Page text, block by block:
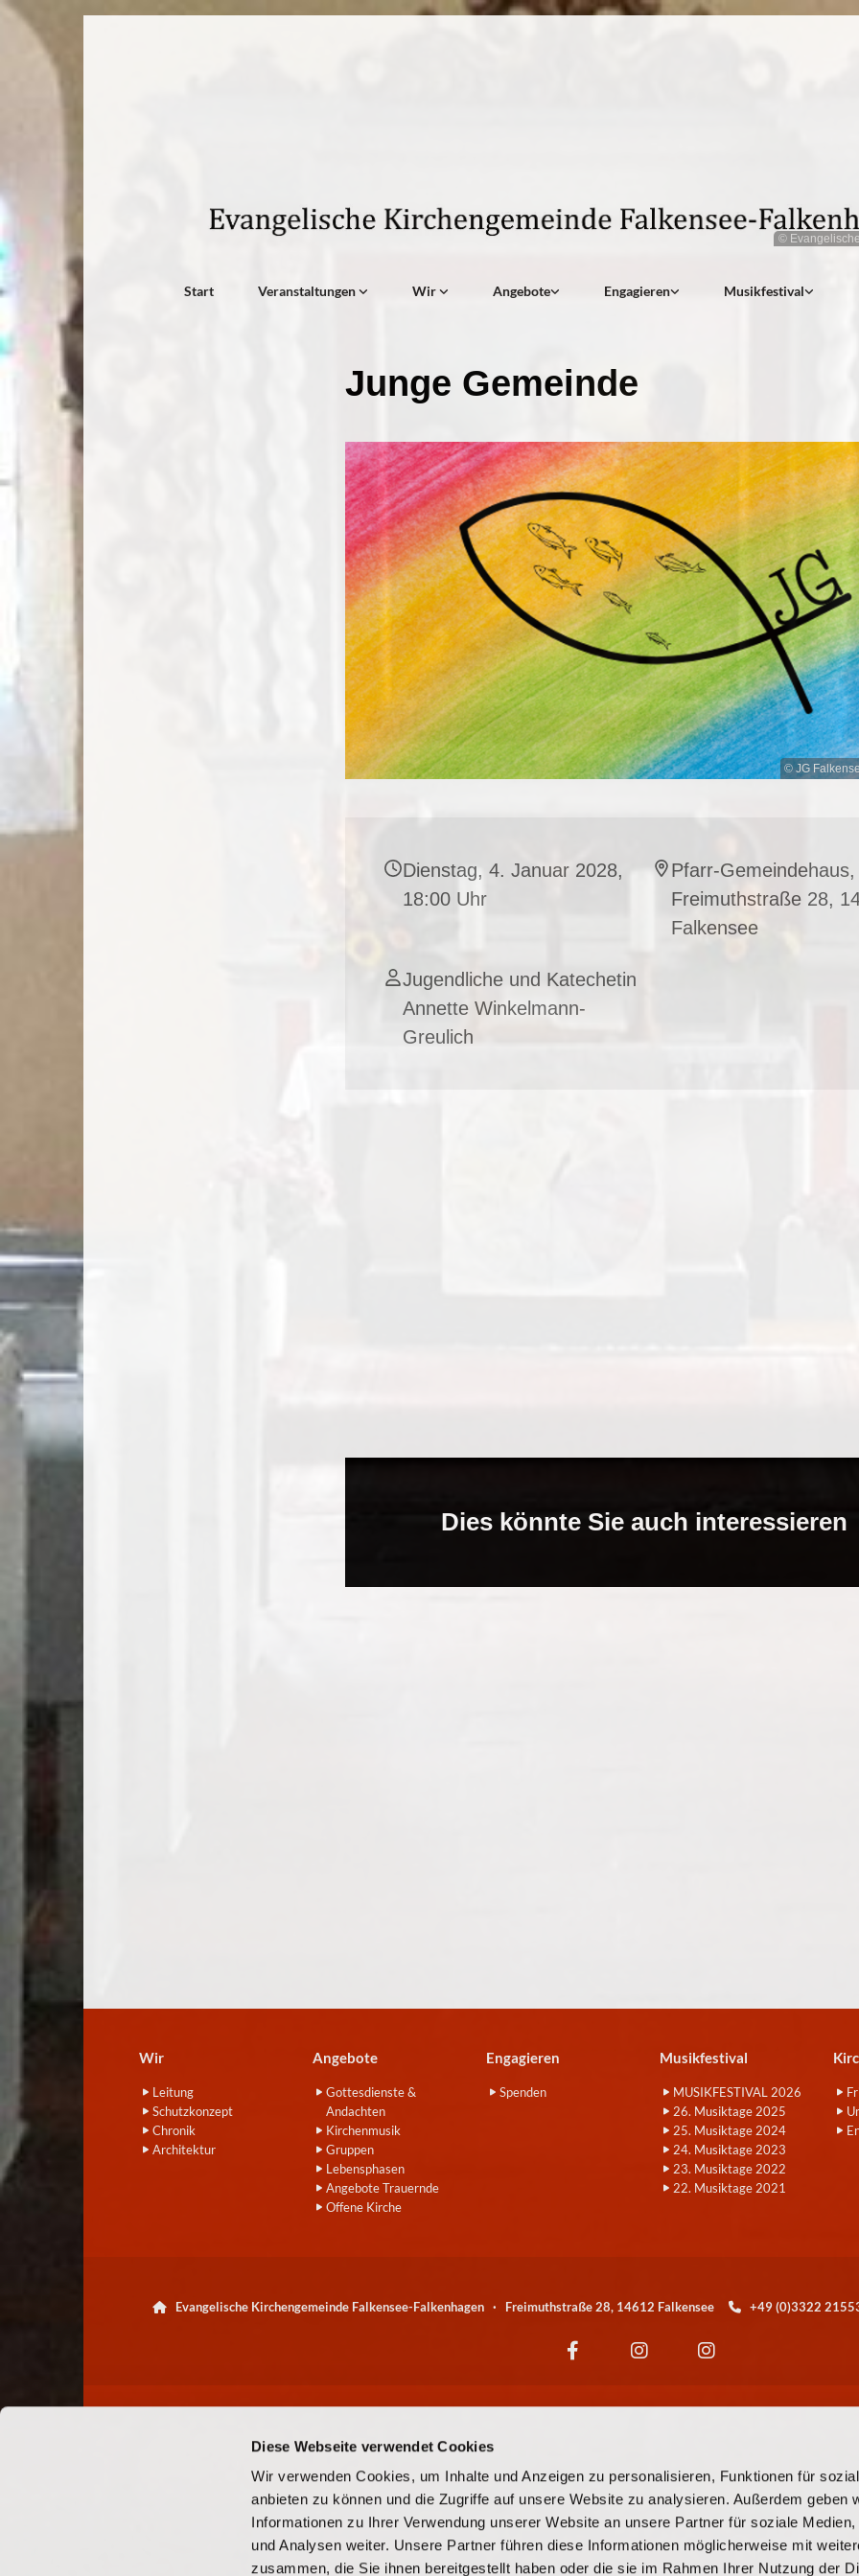
Diese Webseite verwendet Cookies
Wir verwenden Cookies, um Inhalte und Anzeigen zu personalisieren, Funktionen für
anbieten zu können und die Zugriffe auf unsere Website zu analysieren. Außerdem geben
Informationen zu Ihrer Verwendung unserer Website an unsere Partner für soziale Medien,
und Analysen weiter. Unsere Partner führen diese Informationen möglicherweise mit
zusammen, die Sie ihnen bereitgestellt haben oder die sie im Rahmen Ihrer Nutzung der
©
Start Veranstaltungen Wir Angebote Engagieren Musikfestival
Junge Gemeinde
© JG
Dienstag, 4. Januar 2028,
18:00 Uhr
Pfarr-Gemeindehaus,
Freimuthstraße 28,
Falkensee
Jugendliche und Katechetin
Annette Winkelmann-
Greulich
Dies könnte Sie auch interessieren
Wir
Leitung
Schutzkonzept
Chronik
Architektur
Angebote
Gottesdienste &
Andachten
Kirchenmusik
Gruppen
Lebensphasen
Angebote Trauernde
Offene Kirche
Engagieren
Spenden
Musikfestival
MUSIKFESTIVAL 2026
26. Musiktage 2025
25. Musiktage 2024
24. Musiktage 2023
23. Musiktage 2022
22. Musiktage 2021
 Evangelische Kirchengemeinde Falkensee-Falkenhagen · Freimuthstraße 28, 14612 Falkensee  +49 (0)3322
© EKBO
© Evangelische Kirchengemeinde Falkensee-Falkenhagen
Cookie-Richtlinie